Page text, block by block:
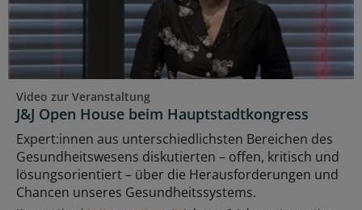
Video zur Veranstaltung
J&J Open House beim Hauptstadtkongress
Expert:innen aus unterschiedlichsten Bereichen des
Gesundheitswesens diskutierten – offen, kritisch und
lösungsorientiert – über die Herausforderungen und
Chancen unseres Gesundheitssystems.